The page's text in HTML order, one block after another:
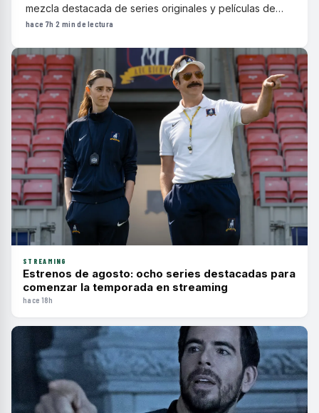
mezcla destacada de series originales y películas de
drama, comedia y suspenso que renovarán la cartelera
hace 7h·2 min de lectura
STREAMING
Estrenos de agosto: ocho series destacadas para
comenzar la temporada en streaming
hace 18h